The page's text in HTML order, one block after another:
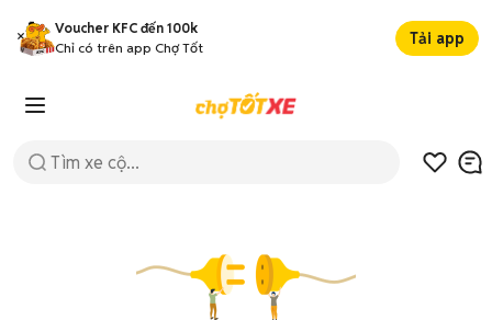
Voucher KFC đến 100k
Chỉ có trên app Chợ Tốt
Tải app